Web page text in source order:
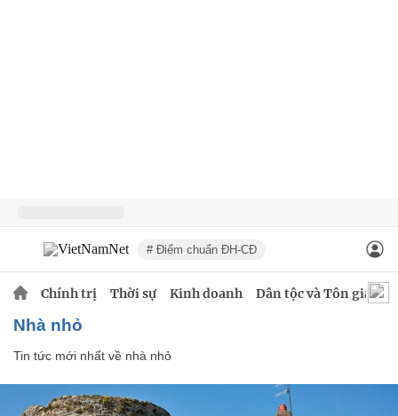
# Điểm chuẩn ĐH-CĐ
Chính trị Thời sự Kinh doanh Dân tộc và Tôn giáo
nhà nhỏ
Tin tức mới nhất về nhà nhỏ